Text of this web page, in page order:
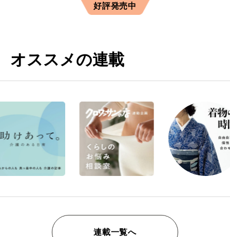
好評発売中
オススメの連載
連載一覧へ